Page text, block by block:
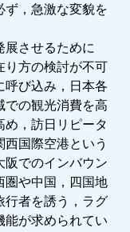
ず，急激な変貌を
させるために
り方の検討が不可
呼び込み，日本各
での観光消費を高
め，訪日リピータ
国際空港という
阪でのインバウン
圏や中国，四国地
行者を誘う，ラグ
能が求められてい